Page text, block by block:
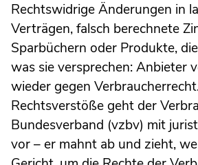
Rechtswidrige Änderungen in
Verträgen, falsch berechnete
Sparbüchern oder Produkte,
was sie versprechen: Anbieter
wieder gegen
Rechtsverstöße geht der
Bundesverband (vzbv) mit
vor – er mahnt ab und zieht,